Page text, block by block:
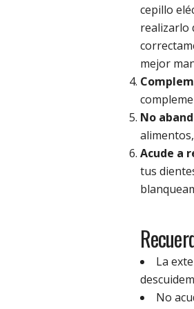
cepillo
realizarlo
mejor
No
Acude a
tus
La
No